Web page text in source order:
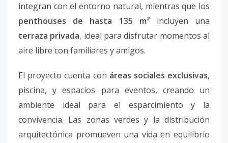
integran con el entorno natural, mientras que los
penthouses de hasta 135 m²incluyen una
terraza privada, ideal para disfrutar momentos al
aire libre con familiares y amigos.
El proyecto cuenta con áreas sociales exclusivas,
piscina, y espacios para eventos, creando un
ambiente ideal para el esparcimiento y la
convivencia. Las zonas verdes y la distribución
arquitectónica promueven una vida en equilibrio